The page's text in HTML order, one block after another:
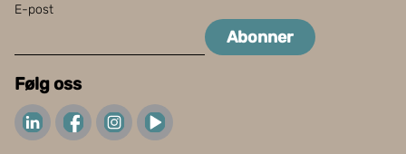
E-post
Abonner
Følg oss